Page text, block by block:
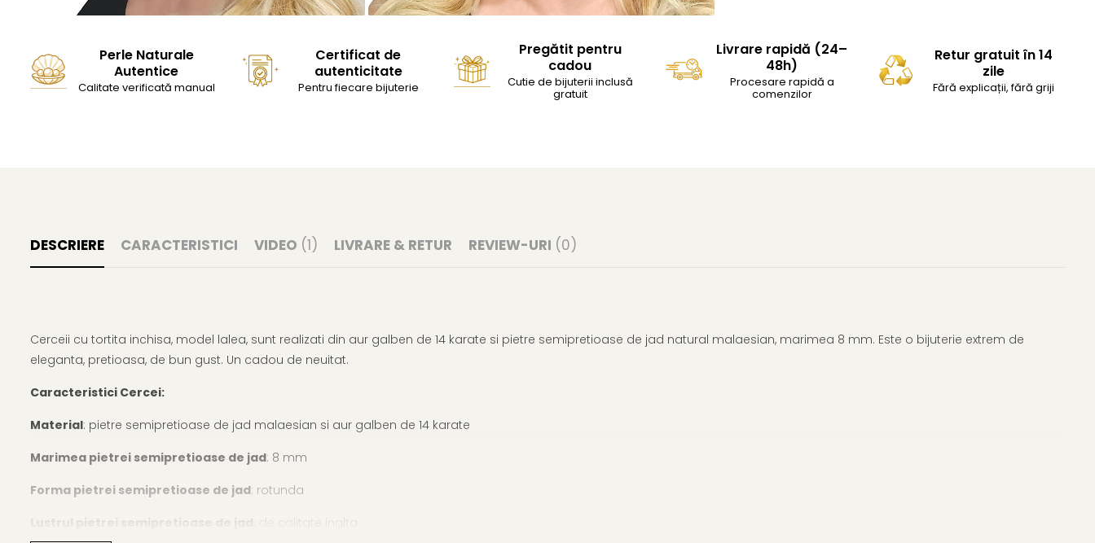
Perle Naturale
Autentice
Calitate verificată manual
Certificat de
autenticitate
Pentru fiecare bijuterie
Pregătit pentru
cadou
Cutie de bijuterii inclusă
gratuit
Livrare rapidă (24–
48h)
Procesare rapidă a
comenzilor
Retur gratuit în 14
zile
Fără explicații, fără griji
DESCRIERE CARACTERISTICI VIDEO (1) LIVRARE & RETUR REVIEW-URI (0)
Cerceii cu tortita inchisa, model lalea, sunt realizati din aur galben de 14 karate si pietre semipretioase de jad natural malaesian, marimea 8 mm. Este o bijuterie extrem de
eleganta, pretioasa, de bun gust. Un cadou de neuitat.
Caracteristici Cercei:
Material: pietre semipretioase de jad malaesian si aur galben de 14 karate
Marimea pietrei semipretioase de jad: 8 mm
Forma pietrei semipretioase de jad: rotunda
Lustrul pietrei semipretioase de jad
: de calitate inalta